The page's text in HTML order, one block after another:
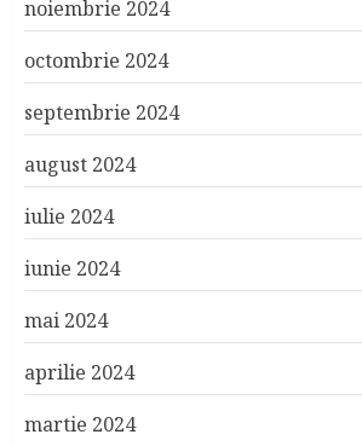
noiembrie 2024
octombrie 2024
septembrie 2024
august 2024
iulie 2024
iunie 2024
mai 2024
aprilie 2024
martie 2024